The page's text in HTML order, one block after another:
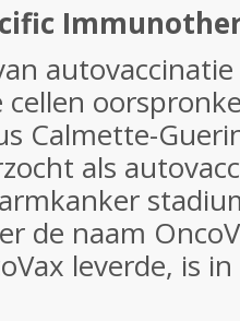
Calmette-
als
de naam
leverde, is